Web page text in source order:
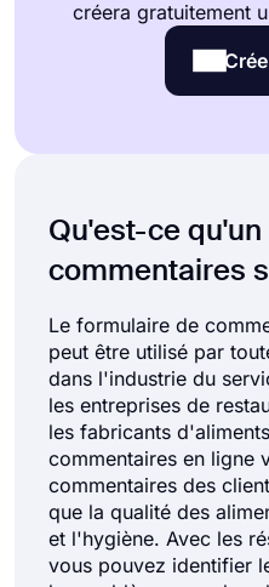
créera gratuitement
Qu'est-ce
commentaires
Le formulaire de
peut être utilisé par
dans l'industrie du
les entreprises de
les fabricants
commentaires en ligne
commentaires des
que la qualité des
et l'hygiène. Avec les
vous pouvez identifier